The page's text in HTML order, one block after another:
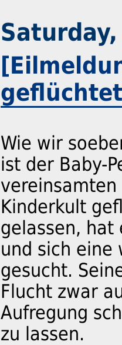
Wie wir
ist der Baby-
vereinsamten
Kinderkult
gelassen, hat
und sich eine
gesucht.
Flucht zwar
Aufregung
zu lassen.